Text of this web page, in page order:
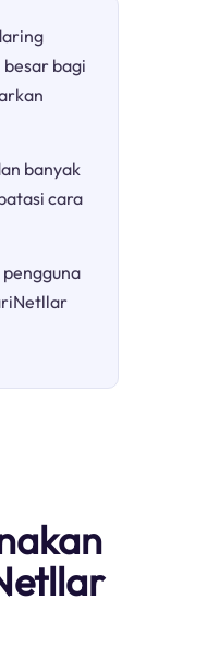
bagi
banyak
cara